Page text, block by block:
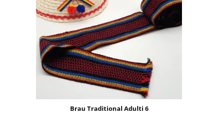
Brau Traditional Adulti 6